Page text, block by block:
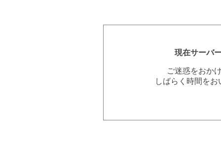
現在サーバ
ご迷惑をおか
しばらく時間を